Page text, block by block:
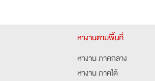
หางานตามพื้นที่
หางาน ภาคกลาง
หางาน ภาคใต้